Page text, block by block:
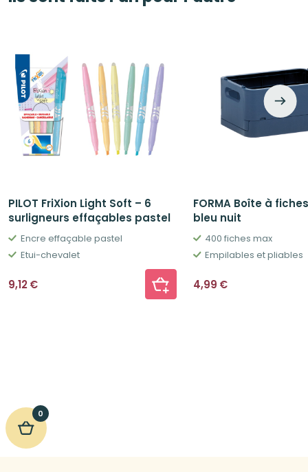
PILOT FriXion Light Soft – 6
surligneurs effaçables pastel
Encre effaçable pastel
Etui-chevalet
9,12€
FORMA Boîte à
bleu nuit
400 fiches max
Empilables et pliables
4,99 €
0